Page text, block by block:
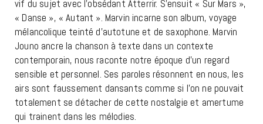
vif du sujet avec l’obsédant Atterrir. S’ensuit « Sur Mars »,
« Danse », « Autant ». Marvin incarne son album, voyage
mélancolique teinté d’autotune et de saxophone. Marvin
Jouno ancre la chanson à texte dans un contexte
contemporain, nous raconte notre époque d’un regard
sensible et personnel. Ses paroles résonnent en nous, les
airs sont faussement dansants comme si l’on ne pouvait
totalement se détacher de cette nostalgie et amertume
qui trainent dans les mélodies.